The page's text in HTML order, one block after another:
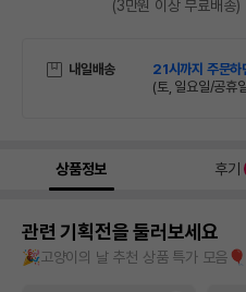
(3만원 이상 무료배송)
내일배송 21시까지 주문하
(토, 일요일/공휴
상품정보 후기
관련 기획전을 둘러보세요
🎉고양이의 날 추천 상품 특가 모음🎈